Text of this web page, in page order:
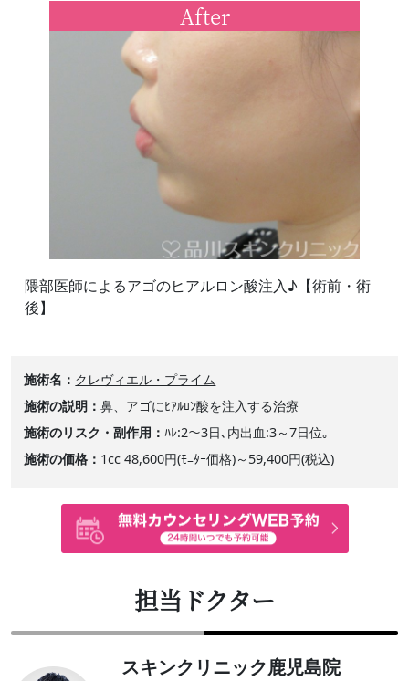
After
隈部医師によるアゴのヒアルロン酸注入♪【術前・術
後】
施術名
クレヴィエル・プライム
施術の説明
鼻、アゴにﾋｱﾙﾛﾝ酸を注入する治療
施術のリスク・副作用
ﾊﾚ:2～3日､内出血:3～7日位｡
施術の価格
1cc 48,600円(ﾓﾆﾀｰ価格)～59,400円(税込)
担当ドクター
スキンクリニック鹿児島院